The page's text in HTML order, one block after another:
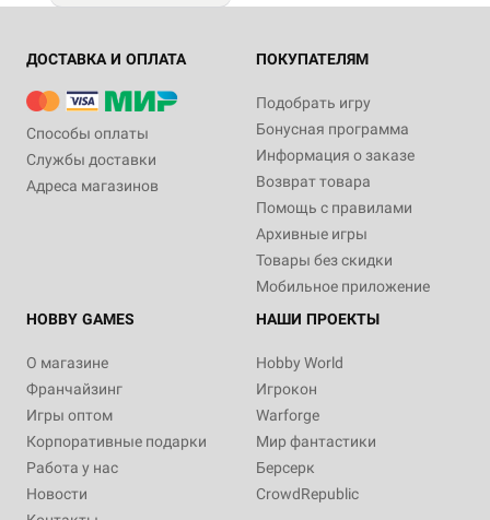
ДОСТАВКА И ОПЛАТА
Способы оплаты
Службы доставки
Адреса магазинов
ПОКУПАТЕЛЯМ
Подобрать игру
Бонусная программа
Информация о заказе
Возврат товара
Помощь с правилами
Архивные игры
Товары без скидки
Мобильное приложение
HOBBY GAMES
О магазине
Франчайзинг
Игры оптом
Корпоративные подарки
Работа у нас
Новости
НАШИ ПРОЕКТЫ
Hobby World
Игрокон
Warforge
Мир фантастики
Берсерк
CrowdRepublic